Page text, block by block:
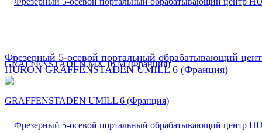
Фрезерный 5-осевой портальный обрабатывающий
HURON GRAFFENSTADEN UMILL 6 (Франция)